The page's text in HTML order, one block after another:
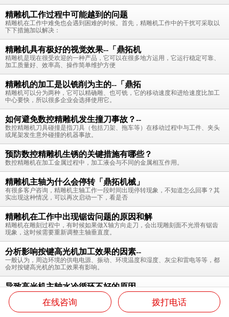
精雕机工作过程中可能越到的问题
精雕机在工作中难免也会遇到困难的时候。首先，精雕机工作中的干扰可采取以
下下措施加以解决：
精雕机具有极好的视觉效果--「鼎拓机
精雕机是现在很受欢迎的一种产品，它可以在很多地方运用，它运行稳定可靠、
加工质量好、效率高、操作简单维护方便
精雕机的加工是以铣削为主的--「鼎拓
精雕机可以分为两种，它可以精确雕、也可铣，它的移动速度和进给速度比加工
中心要快，所以很多企业会选择使用它。
如何避免数控精雕机发生撞刀事故？--
数控精雕机刀具碰撞是指刀具（包括刀架、拖车等）在移动过程中与工件、夹头
或尾架发生意外碰撞的机器事故。
预防数控精雕机生锈的关键措施有哪些？
数控精雕机在加工金属过程中，加工液会与不同的金属相互作用。
精雕机主轴为什么会停转「鼎拓机械」
有很多客户咨询，精雕机主轴工作一段时间出现停转现象，不知道怎么回事？其
实出现这种情况，可以再次启动一下，看是否
精雕机在工作中出现锯齿问题的原因和解
精雕机在雕刻过程中，有时候如果做X轴方向走刀，会出现雕刻面不光滑有锯齿
现象，这时候需要重新调整主轴垂直度。
分析影响按键高光机加工效果的因素--
一般认为，周边环境的供电电源、振动、环境温度和湿度、灰尘和雷电等等，都
会对按键高光机的加工效果有影响。
导致高光机主轴水冷循环不好的原因--
高光机主轴是高光机的重要配件，也是高光机开机必运行的一个主要配件，高光
机的主轴水冷循环有时候不是很好
高光机 产品中心
在线咨询 拨打电话